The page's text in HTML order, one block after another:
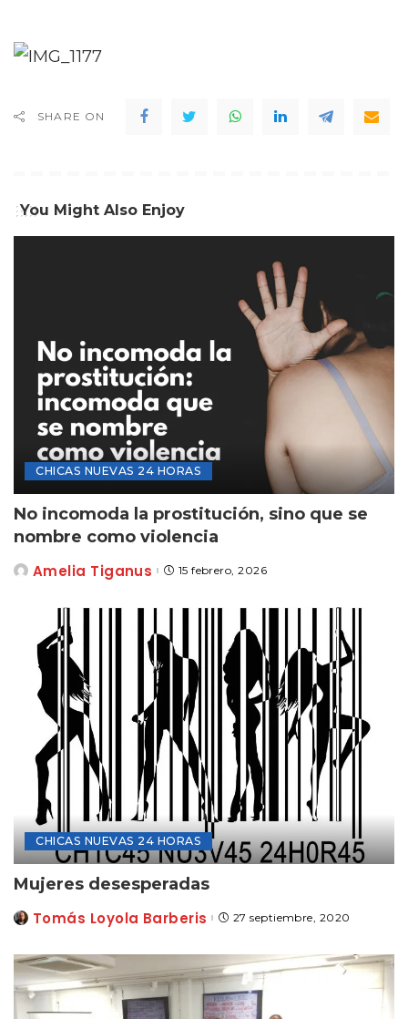
SHARE ON
You Might Also Enjoy
CHICAS NUEVAS 24 HORAS
No incomoda la prostitución, sino que se
nombre como violencia
Posted
Amelia Tiganus 15 febrero, 2026
CHICAS NUEVAS 24 HORAS
Mujeres desesperadas
Posted
Tomás Loyola Barberis 27 septiembre, 2020